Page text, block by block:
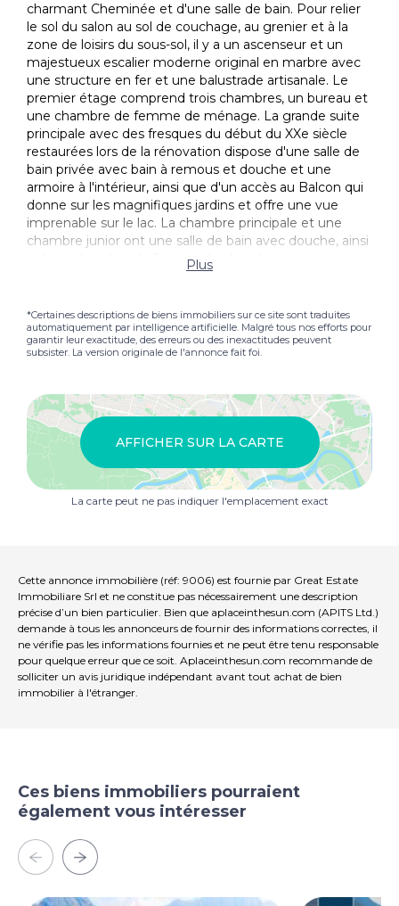
charmant Cheminée et d'une salle de bain. Pour relier
le sol du salon au sol de couchage, au grenier et à la
zone de loisirs du sous-sol, il y a un ascenseur et un
majestueux escalier moderne original en marbre avec
une structure en fer et une balustrade artisanale. Le
premier étage comprend trois chambres, un bureau et
une chambre de femme de ménage. La grande suite
principale avec des fresques du début du XXe siècle
restaurées lors de la rénovation dispose d'une salle de
bain privée avec bain à remous et douche et une
armoire à l'intérieur, ainsi que d'un accès au Balcon qui
donne sur les magnifiques jardins et offre une vue
imprenable sur le lac. La chambre principale et une
chambre junior ont une salle de bain avec douche, ainsi
qu'une chambre de femme de chambre avec sa
propre salle de bain. Le grenier dispose d'un plafond
avec Cheminée, deux terrasses et une salle de bain
privée. Le Terrasse sur le toit offre une vue magnifique
sur le lac et est idéal pour l'apéritif au coucher du soleil,
pouvant accueillir de 4 à 6 personnes avec douche, ainsi
qu'un Piscine, de 12 m de long et 3 m de large, avec un
contre-courant de design élégant et moderne, avec
revêtement en marbre travaillé en bas-relief, en partie
couvert et en partie à l'extérieur, avec un salon
extérieur qui est hypogeal au Jardin et bénéficie d'une
intimité extrême. Le système d'automatisation
comme le Garage avec des installations de recharge
électrique pouvant stocker 6 voitures.
Utilisez ET Utilisations potentielles
La propriété se prête très bien à un usage privé,
comme résidence principale de luxe, ou comme
représentant Maison pour recevoir des invités. Le Villa
LOCATION
La municipalité de Tremezzina comprend les villages
noyaux historiques caractéristiques, des villas et des
jardins splendides, des églises romanes et baroques et
plus grandes et les plus charmantes de la rive ouest du
Plus
*Certaines descriptions de biens immobiliers sur ce site sont traduites
automatiquement par intelligence artificielle. Malgré tous nos efforts pour
garantir leur exactitude, des erreurs ou des inexactitudes peuvent
subsister. La version originale de l'annonce fait foi.
AFFICHER SUR LA CARTE
La carte peut ne pas indiquer l'emplacement exact
Cette annonce immobilière (réf: 9006) est fournie par Great Estate
Immobiliare Srl et ne constitue pas nécessairement une description
précise d’un bien particulier. Bien que aplaceinthesun.com (APITS Ltd.)
demande à tous les annonceurs de fournir des informations correctes, il
ne vérifie pas les informations fournies et ne peut être tenu responsable
pour quelque erreur que ce soit. Aplaceinthesun.com recommande de
solliciter un avis juridique indépendant avant tout achat de bien
immobilier à l'étranger.
Ces biens immobiliers pourraient
également vous intéresser